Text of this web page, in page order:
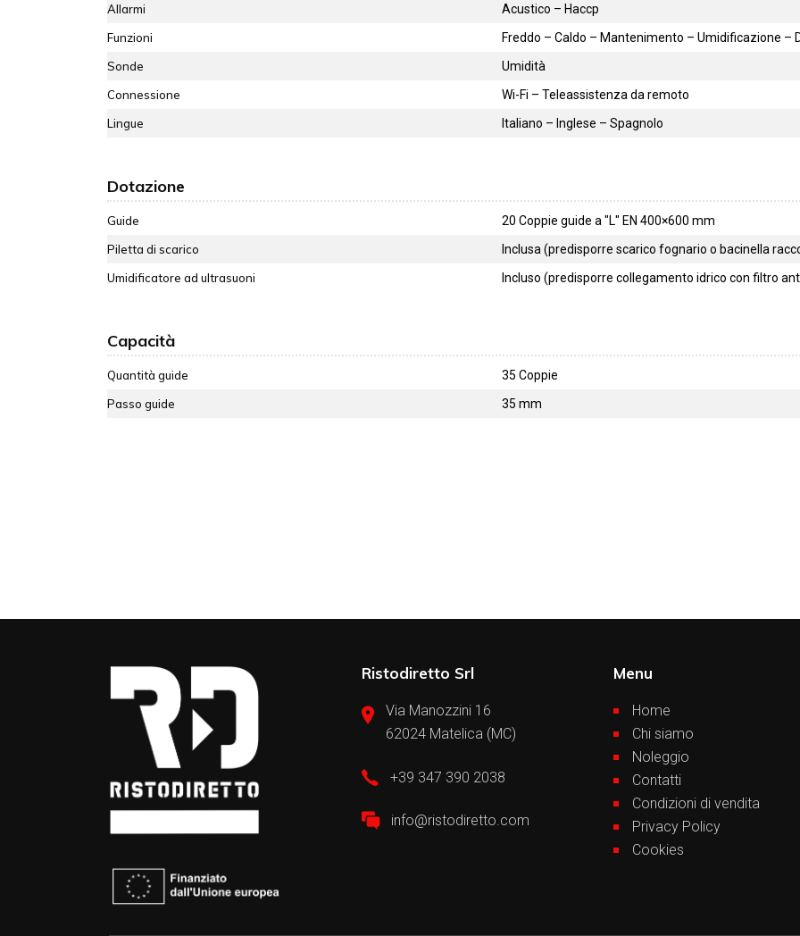
Allarmi
Acustico – Haccp
Funzioni
Freddo – Caldo – Mantenimento – Umidificazione –
Sonde
Umidità
Connessione
Wi-Fi – Teleassistenza da remoto
Lingue
Italiano – Inglese – Spagnolo
Dotazione
Guide
20 Coppie guide a "L" EN 400×600 mm
Piletta di scarico
Inclusa (predisporre scarico fognario o bacinella
Umidificatore ad ultrasuoni
Incluso (predisporre collegamento idrico con filtro
Capacità
Quantità guide
35 Coppie
Passo guide
35 mm
Ristodiretto Srl
Via Manozzini 16
62024 Matelica (MC)
+39 347 390 2038
info@ristodiretto.com
Menu
Home
Chi siamo
Noleggio
Contatti
Condizioni di vendita
Privacy Policy
Cookies